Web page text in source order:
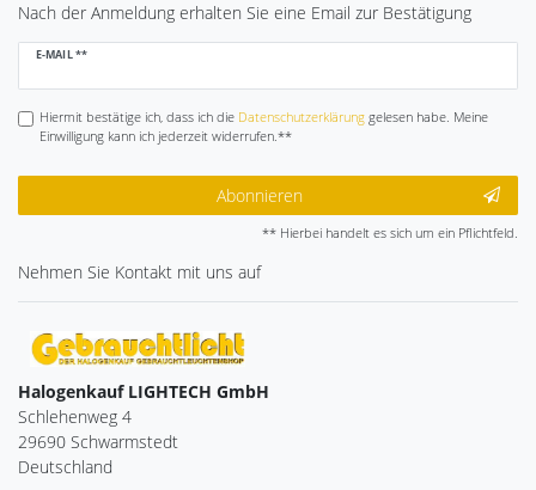
Nach der Anmeldung erhalten Sie eine Email zur Bestätigung
E-MAIL **
Newsletter
Hiermit bestätige ich, dass ich die Daten­schutz­erklärunggelesen habe. Meine
Einwilligung kann ich jederzeit widerrufen.**
Abonnieren
** Hierbei handelt es sich um ein Pflichtfeld.
Nehmen Sie Kontakt mit uns auf
Halogenkauf LIGHTECH GmbH
Schlehenweg 4
29690 Schwarmstedt
Deutschland